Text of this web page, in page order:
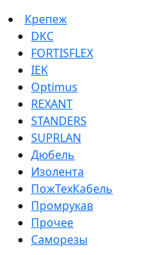
Крепеж
DKC
FORTISFLEX
IEK
Optimus
REXANT
STANDERS
SUPRLAN
Дюбель
Изолента
ПожТехКабель
Промрукав
Прочее
Саморезы